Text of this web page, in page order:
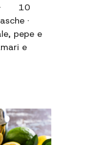
· 10
·
pepe e
e